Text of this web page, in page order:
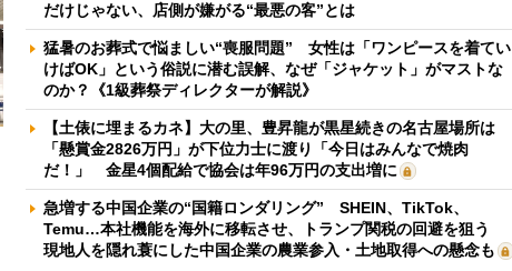
だけじゃない、店側が嫌がる“最悪の客”とは
猛暑のお葬式で悩ましい“喪服問題” 女性は「ワンピースを着てい
けばOK」という俗説に潜む誤解、なぜ「ジャケット」がマストな
のか？《1級葬祭ディレクターが解説》
【土俵に埋まるカネ】大の里、豊昇龍が黒星続きの名古屋場所は
「懸賞金2826万円」が下位力士に渡り「今日はみんなで焼肉
だ！」 金星4個配給で協会は年96万円の支出増に
急増する中国企業の“国籍ロンダリング” SHEIN、TikTok、
Temu…本社機能を海外に移転させ、トランプ関税の回避を狙う
現地人を隠れ蓑にした中国企業の農業参入・土地取得への懸念も